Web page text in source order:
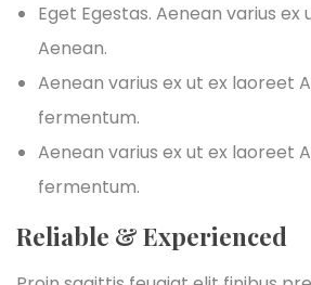
Eget Egestas. Aenean varius ex
Aenean.
Aenean varius ex ut ex laoreet
fermentum.
Aenean varius ex ut ex laoreet
fermentum.
Reliable & Experienced